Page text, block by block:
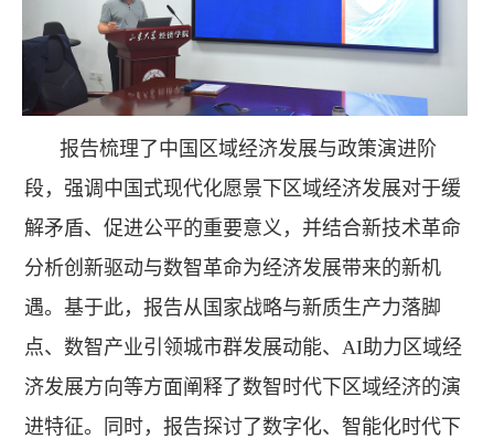
报告梳理了中国区域经济发展与政策演进阶
段，强调中国式现代化愿景下区域经济发展对于缓
解矛盾、促进公平的重要意义，并结合新技术革命
分析创新驱动与数智革命为经济发展带来的新机
遇。基于此，报告从国家战略与新质生产力落脚
点、数智产业引领城市群发展动能、AI助力区域经
济发展方向等方面阐释了数智时代下区域经济的演
进特征。同时，报告探讨了数字化、智能化时代下